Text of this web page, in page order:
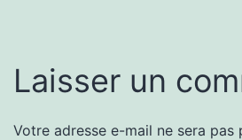
Laisser un
Votre adresse e-mail ne sera pas